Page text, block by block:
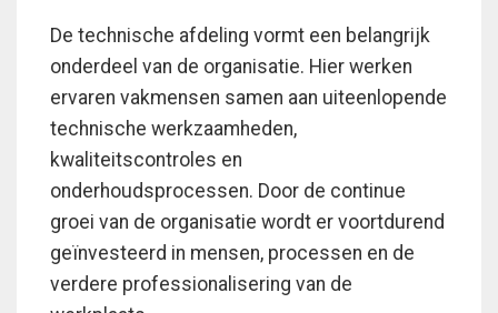
De technische afdeling vormt een belangrijk
onderdeel van de organisatie. Hier werken
ervaren vakmensen samen aan uiteenlopende
technische werkzaamheden,
kwaliteitscontroles en
onderhoudsprocessen. Door de continue
groei van de organisatie wordt er voortdurend
geïnvesteerd in mensen, processen en de
verdere professionalisering van de